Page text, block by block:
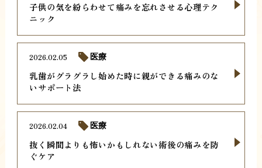
子供の気を紛らわせて痛みを忘れさせる心理テク
ニック
乳歯がグラグラし始めた時に親ができる痛みのな
いサポート法
2026.02.05 医療
抜く瞬間よりも怖いかもしれない術後の痛みを防
ぐケア
2026.02.04 医療